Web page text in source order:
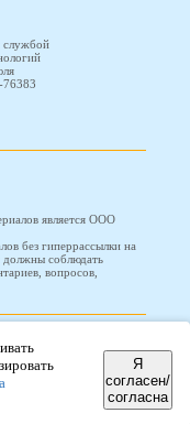
службой
является ООО
без гиперрассылки на
должны соблюдать
вопросов,
ООО "Проводник"
Я
согласен/
согласна